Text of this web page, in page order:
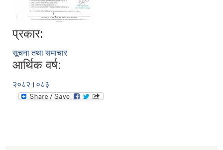
प्रकार:
सूचना तथा समाचार
आर्थिक वर्ष:
२०८२।०८३